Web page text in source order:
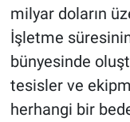
milyar doların
İşletme
bünyesinde
tesisler ve
herhangi bir